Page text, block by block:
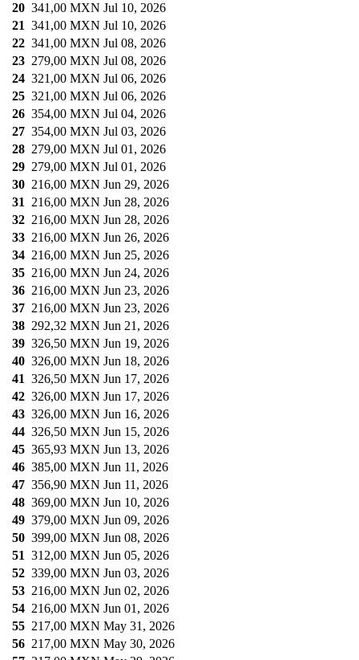
20 341,00 MXN Jul 10, 2026
21 341,00 MXN Jul 10, 2026
22 341,00 MXN Jul 08, 2026
23 279,00 MXN Jul 08, 2026
24 321,00 MXN Jul 06, 2026
25 321,00 MXN Jul 06, 2026
26 354,00 MXN Jul 04, 2026
27 354,00 MXN Jul 03, 2026
28 279,00 MXN Jul 01, 2026
29 279,00 MXN Jul 01, 2026
30 216,00 MXN Jun 29, 2026
31 216,00 MXN Jun 28, 2026
32 216,00 MXN Jun 28, 2026
33 216,00 MXN Jun 26, 2026
34 216,00 MXN Jun 25, 2026
35 216,00 MXN Jun 24, 2026
36 216,00 MXN Jun 23, 2026
37 216,00 MXN Jun 23, 2026
38 292,32 MXN Jun 21, 2026
39 326,50 MXN Jun 19, 2026
40 326,00 MXN Jun 18, 2026
41 326,50 MXN Jun 17, 2026
42 326,00 MXN Jun 17, 2026
43 326,00 MXN Jun 16, 2026
44 326,50 MXN Jun 15, 2026
45 365,93 MXN Jun 13, 2026
46 385,00 MXN Jun 11, 2026
47 356,90 MXN Jun 11, 2026
48 369,00 MXN Jun 10, 2026
49 379,00 MXN Jun 09, 2026
50 399,00 MXN Jun 08, 2026
51 312,00 MXN Jun 05, 2026
52 339,00 MXN Jun 03, 2026
53 216,00 MXN Jun 02, 2026
54 216,00 MXN Jun 01, 2026
55 217,00 MXN May 31, 2026
56 217,00 MXN May 30, 2026